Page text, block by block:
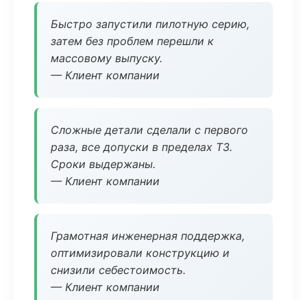
Быстро запустили пилотную серию,
затем без проблем перешли к
массовому выпуску.
— Клиент компании
Сложные детали сделали с первого
раза, все допуски в пределах ТЗ.
Сроки выдержаны.
— Клиент компании
Грамотная инженерная поддержка,
оптимизировали конструкцию и
снизили себестоимость.
— Клиент компании